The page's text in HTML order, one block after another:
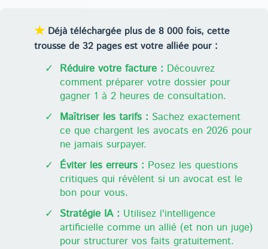
★ Déjà téléchargée plus de 8 000 fois, cette
trousse de 32 pages est votre alliée pour :
✓ Réduire votre facture : Découvrez
comment préparer votre dossier pour
gagner 1 à 2 heures de consultation.
✓ Maîtriser les tarifs : Sachez exactement
ce que chargent les avocats en 2026 pour
ne jamais surpayer.
✓ Éviter les erreurs : Posez les questions
critiques qui révèlent si un avocat est le
bon pour vous.
✓ Stratégie IA : Utilisez l'intelligence
artificielle comme un allié (et non un juge)
pour structurer vos faits gratuitement.